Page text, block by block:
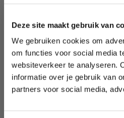
Deze site maakt gebruik van
We gebruiken cookies om
om functies voor social media
websiteverkeer te analyseren.
informatie over je gebruik van
partners voor social media,
Productgalerij overslaan
Ontdek de volledige
kleurenpracht van
Mehron Paradise
Makeup
10%
Lees als eerste over
tutorials,
wedstrijden
Meld je aan en